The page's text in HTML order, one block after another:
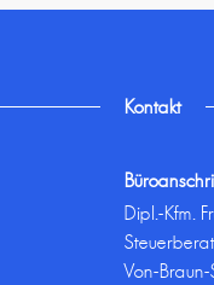
Kontakt
Dipl.-Kfm.
Von-